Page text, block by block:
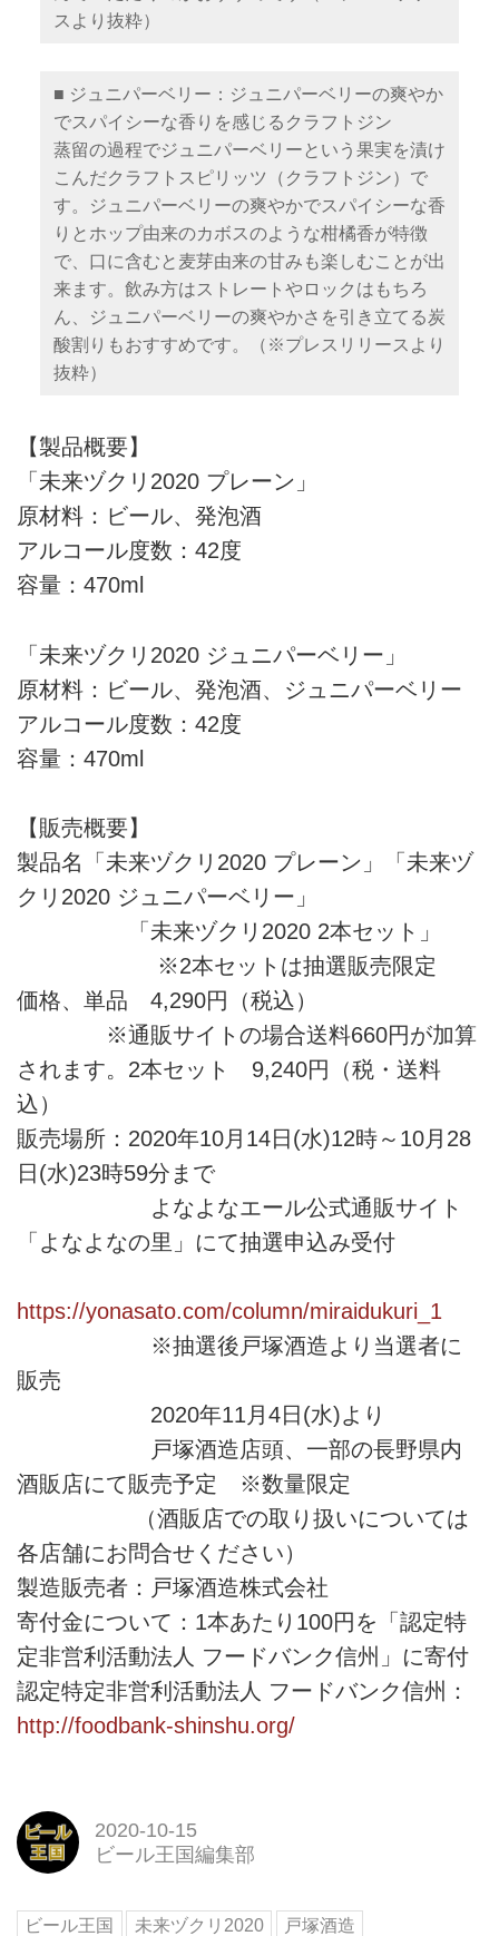
スより抜粋）
■ ジュニパーベリー：ジュニパーベリーの爽やか
でスパイシーな香りを感じるクラフトジン
蒸留の過程でジュニパーベリーという果実を漬け
こんだクラフトスピリッツ（クラフトジン）で
す。ジュニパーベリーの爽やかでスパイシーな香
りとホップ由来のカボスのような柑橘香が特徴
で、口に含むと麦芽由来の甘みも楽しむことが出
来ます。飲み方はストレートやロックはもちろ
ん、ジュニパーベリーの爽やかさを引き立てる炭
酸割りもおすすめです。（※プレスリリースより
抜粋）
【製品概要】
「未来ヅクリ2020 プレーン」
原材料：ビール、発泡酒
アルコール度数：42度
容量：470ml
「未来ヅクリ2020 ジュニパーベリー」
原材料：ビール、発泡酒、ジュニパーベリー
アルコール度数：42度
容量：470ml
【販売概要】
製品名「未来ヅクリ2020 プレーン」「未来ヅ
クリ2020 ジュニパーベリー」
「未来ヅクリ2020 2本セット」
※2本セットは抽選販売限定
価格、単品 4,290円（税込）
※通販サイトの場合送料660円が加算
されます。2本セット 9,240円（税・送料
込）
販売場所：2020年10月14日(水)12時～10月28
日(水)23時59分まで
よなよなエール公式通販サイト
「よなよなの里」にて抽選申込み受付
https://yonasato.com/column/miraidukuri_1
※抽選後戸塚酒造より当選者に
販売
2020年11月4日(水)より
戸塚酒造店頭、一部の長野県内
酒販店にて販売予定 ※数量限定
（酒販店での取り扱いについては
各店舗にお問合せください）
製造販売者：戸塚酒造株式会社
寄付金について：1本あたり100円を「認定特
定非営利活動法人 フードバンク信州」に寄付
認定特定非営利活動法人 フードバンク信州：
http://foodbank-shinshu.org/
2020-10-15
ビール王国編集部
ビール王国 未来ヅクリ2020
戸塚酒造